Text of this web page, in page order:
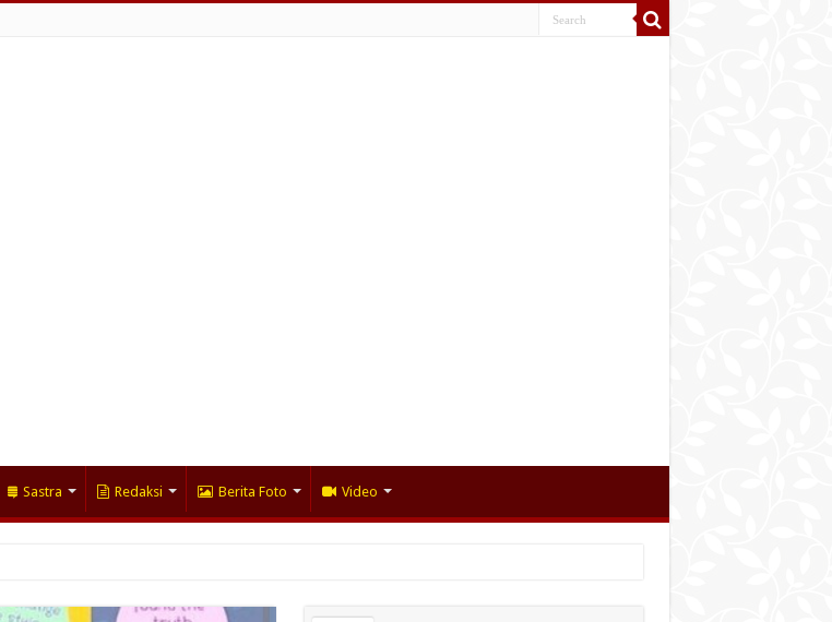
Sastra Redaksi Berita Foto Video